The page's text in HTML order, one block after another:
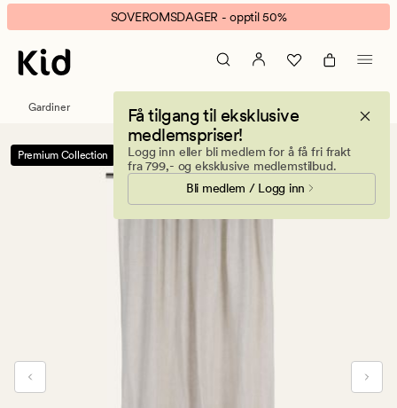
Ingrid
lingardin
natur
banner.
Klikk
ESCAPE
pause.
SOVEROMSDAGER - opptil 50%
Få tilgang til eksklusive
medlemspriser!
Logg inn eller bli medlem for å få fri frakt
fra 799,- og eksklusive medlemstilbud.
Bli medlem / Logg inn
Gardiner
Premium Collection -50%